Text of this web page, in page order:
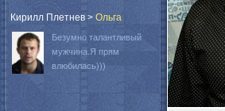
Кирилл Плетнев > Oльга
Безумно талантливый
мужчина.Я прям
влюбилась)))